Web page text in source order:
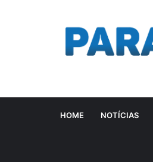
HOME NOTÍCIAS